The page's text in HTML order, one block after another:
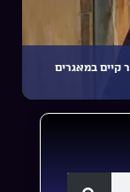
קיים במאגרים